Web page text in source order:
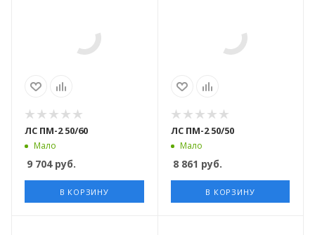
ЛС ПМ-2 50/60
Мало
9 704руб.
В КОРЗИНУ
ЛС ПМ-2 50/50
Мало
8 861 руб.
В КОРЗИНУ